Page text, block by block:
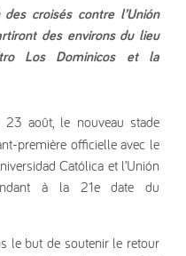
croisés contre l’Unión
des environs du lieu
Los Dominicos et la
23 août, le nouveau stade
première officielle avec le
Católica et l’Unión
à la 21e date du
le but de soutenir le retour